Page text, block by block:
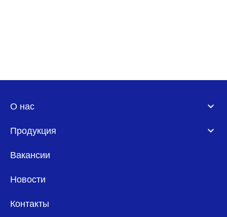
О нас
Продукция
Вакансии
Новости
Контакты